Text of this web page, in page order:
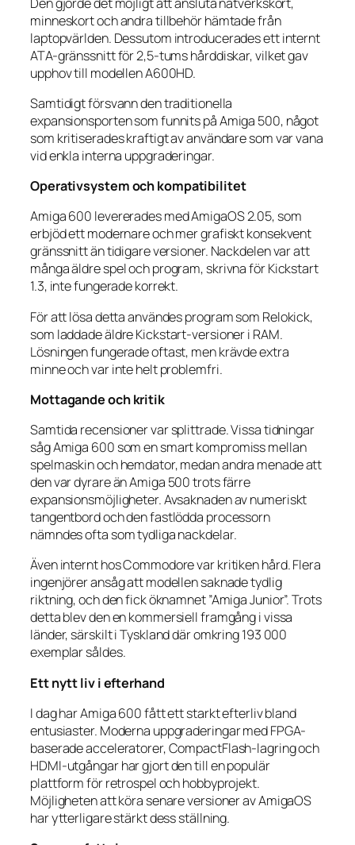
minneskort och andra tillbehör hämtade från
laptopvärlden. Dessutom introducerades ett internt
ATA-gränssnitt för 2,5-tums hårddiskar, vilket gav
upphov till modellen A600HD.
Samtidigt försvann den traditionella
expansionsporten som funnits på Amiga 500, något
som kritiserades kraftigt av användare som var vana
vid enkla interna uppgraderingar.
Operativsystem och kompatibilitet
Amiga 600 levererades med AmigaOS 2.05, som
erbjöd ett modernare och mer grafiskt konsekvent
gränssnitt än tidigare versioner. Nackdelen var att
många äldre spel och program, skrivna för Kickstart
1.3, inte fungerade korrekt.
För att lösa detta användes program som Relokick,
som laddade äldre Kickstart-versioner i RAM.
Lösningen fungerade oftast, men krävde extra
minne och var inte helt problemfri.
Mottagande och kritik
Samtida recensioner var splittrade. Vissa tidningar
såg Amiga 600 som en smart kompromiss mellan
spelmaskin och hemdator, medan andra menade att
den var dyrare än Amiga 500 trots färre
expansionsmöjligheter. Avsaknaden av numeriskt
tangentbord och den fastlödda processorn
nämndes ofta som tydliga nackdelar.
Även internt hos Commodore var kritiken hård. Flera
ingenjörer ansåg att modellen saknade tydlig
riktning, och den fick öknamnet ”Amiga Junior”. Trots
detta blev den en kommersiell framgång i vissa
länder, särskilt i Tyskland där omkring 193 000
exemplar såldes.
Ett nytt liv i efterhand
I dag har Amiga 600 fått ett starkt efterliv bland
entusiaster. Moderna uppgraderingar med FPGA-
baserade acceleratorer, CompactFlash-lagring och
HDMI-utgångar har gjort den till en populär
plattform för retrospel och hobbyprojekt.
Möjligheten att köra senare versioner av AmigaOS
har ytterligare stärkt dess ställning.